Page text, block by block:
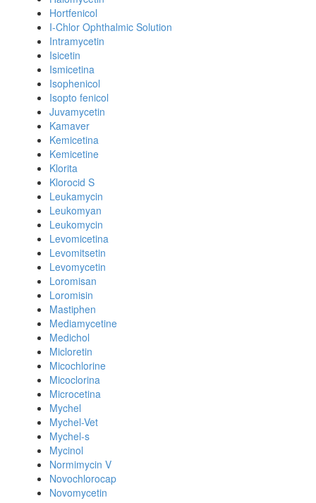
Hortfenicol
I-Chlor Ophthalmic Solution
Intramycetin
Isicetin
Ismicetina
Isophenicol
Isopto fenicol
Juvamycetin
Kamaver
Kemicetina
Kemicetine
Klorita
Klorocid S
Leukamycin
Leukomyan
Leukomycin
Levomicetina
Levomitsetin
Levomycetin
Loromisan
Loromisin
Mastiphen
Mediamycetine
Medichol
Micloretin
Micochlorine
Micoclorina
Microcetina
Mychel
Mychel-Vet
Mychel-s
Mycinol
Normimycin V
Novochlorocap
Novomycetin